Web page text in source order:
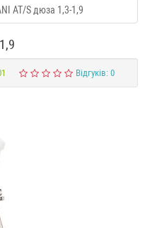
AT/S дюза 1,3-1,9
Відгуків: 0